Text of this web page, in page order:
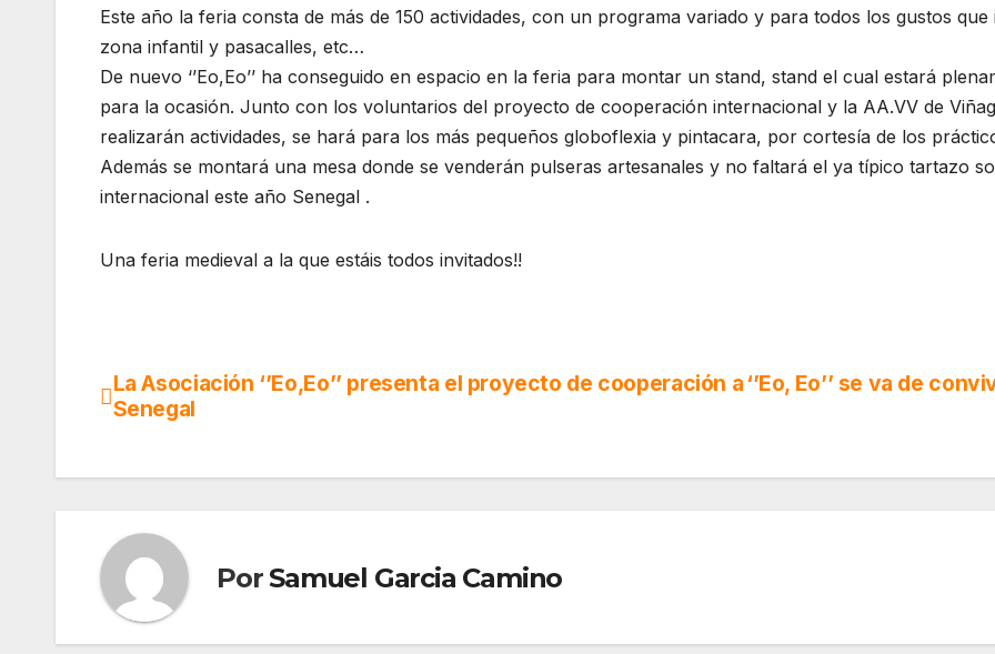
Este año la feria consta de más de 150 actividades, con un programa variado y para todos los gustos
zona infantil y pasacalles, etc…
De nuevo ‘’Eo,Eo’’ ha conseguido en espacio en la feria para montar un stand, stand el cual estará
para la ocasión. Junto con los voluntarios del proyecto de cooperación internacional y la AA.VV de
realizarán actividades, se hará para los más pequeños globoflexia y pintacara, por cortesía de los
Además se montará una mesa donde se venderán pulseras artesanales y no faltará el ya típico tartazo
internacional este año Senegal .
Una feria medieval a la que estáis todos invitados!!
Navegación
entradas
‘’Eo, Eo’’ se va de
La Asociación ‘’Eo,Eo’’ presenta el proyecto de cooperación a
Senegal
Por Samuel Garcia Camino